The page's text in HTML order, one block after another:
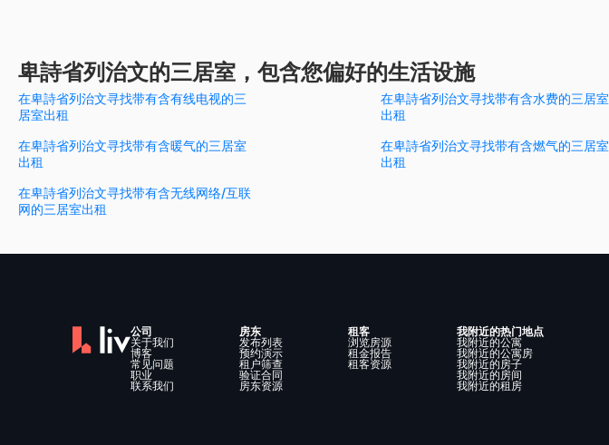
卑詩省列治文的三居室，包含您偏好的生活设施
在卑詩省列治文寻找带有含有线电视的三
居室出租
在卑詩省列治文寻找带有含水费的三居室
出租
在卑詩省列治文寻找带有含暖气的三居室
出租
在卑詩省列治文寻找带有含燃气的三居室
出租
在卑詩省列治文寻找带有含无线网络/互联
网的三居室出租
公司
关于我们
博客
常见问题
职业
联系我们
房东
发布列表
预约演示
租户筛查
验证合同
房东资源
租客
浏览房源
租金报告
租客资源
我附近的热门地点
我附近的公寓
我附近的公寓房
我附近的房子
我附近的房间
我附近的租房